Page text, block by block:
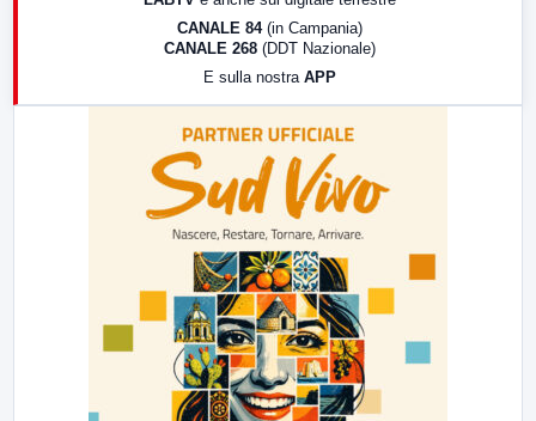
CANALE 84 (in Campania)
CANALE 268 (DDT Nazionale)
E sulla nostra APP